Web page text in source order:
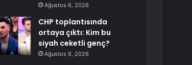
Ağustos 6, 2026
CHP toplantısında
ortaya çıktı: Kim bu
siyah ceketli genç?
Ağustos 6, 2026